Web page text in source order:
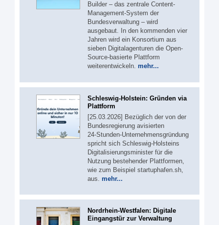
Builder – das zentrale Content-
Management-System der
Bundesverwaltung – wird
ausgebaut. In den kommenden vier
Jahren wird ein Konsortium aus
sieben Digitalagenturen die Open-
Source-basierte Plattform
weiterentwickeln. mehr...
Schleswig-Holstein: Gründen via
Plattform
[25.03.2026] Bezüglich der von der
Bundesregierung avisierten
24‑Stunden‑Unternehmensgründung
spricht sich Schleswig-Holsteins
Digitalisierungsminister für die
Nutzung bestehender Plattformen,
wie zum Beispiel startuphafen.sh,
aus. mehr...
Nordrhein-Westfalen: Digitale
Eingangstür zur Verwaltung